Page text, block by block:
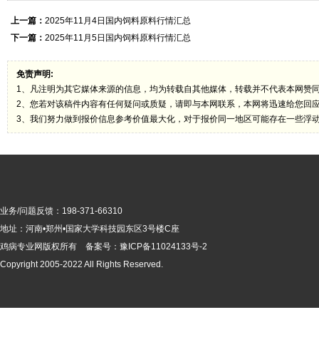
上一篇： 2025年11月4日国内饲料原料行情汇总
下一篇： 2025年11月5日国内饲料原料行情汇总
免责声明:
1、凡注明为其它媒体来源的信息，均为转载自其他媒体，转载并不代表本网赞
2、您若对该稿件内容有任何疑问或质疑，请即与本网联系，本网将迅速给您回
3、我们努力做到报价信息参考价值最大化，对于报价同一地区可能存在一些浮
业务/问题反馈：198-371-66310
地址：河南•郑州•国家大学科技园东区3号楼C座
鸡病专业网版权所有 备案号： 豫ICP备11024133号-2
Copyright 2005-2022 All Rights Reserved.